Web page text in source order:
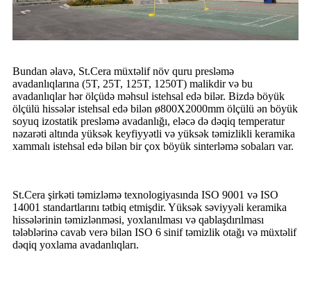
Bundan əlavə, St.Cera müxtəlif növ quru presləmə
avadanlıqlarına (5T, 25T, 125T, 1250T) malikdir və bu
avadanlıqlar hər ölçüdə məhsul istehsal edə bilər. Bizdə böyük
ölçülü hissələr istehsal edə bilən ø800X2000mm ölçülü ən böyük
soyuq izostatik presləmə avadanlığı, eləcə də dəqiq temperatur
nəzarəti altında yüksək keyfiyyətli və yüksək təmizlikli keramika
xammalı istehsal edə bilən bir çox böyük sinterləmə sobaları var.
St.Cera şirkəti təmizləmə texnologiyasında ISO 9001 və ISO
14001 standartlarını tətbiq etmişdir. Yüksək səviyyəli keramika
hissələrinin təmizlənməsi, yoxlanılması və qablaşdırılması
tələblərinə cavab verə bilən ISO 6 sinif təmizlik otağı və müxtəlif
dəqiq yoxlama avadanlıqları.